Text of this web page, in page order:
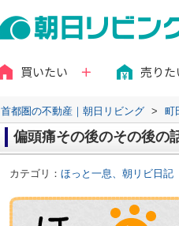
買いたい 売りた
首都圏の不動産｜朝日リビング > 町
偏頭痛その後のその後の
カテゴリ： ほっと一息、朝リビ日記